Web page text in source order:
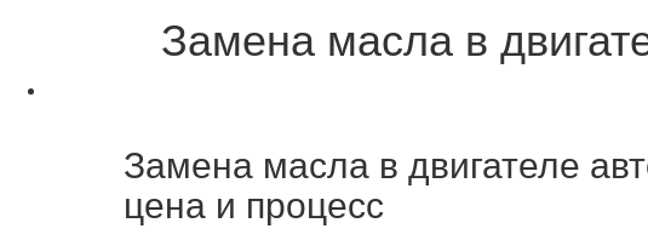
Замена масла в
Замена масла в двигателе
цена и процесс